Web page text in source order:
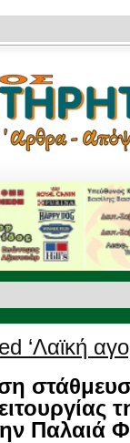
‘Λαϊκή
Παλαιά